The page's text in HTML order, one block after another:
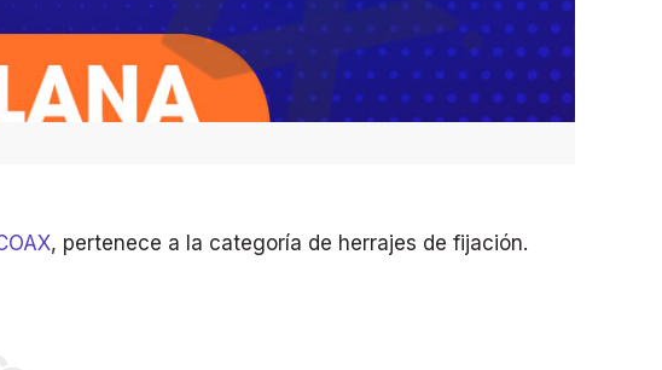
, pertenece a la categoría de herrajes de fijación.